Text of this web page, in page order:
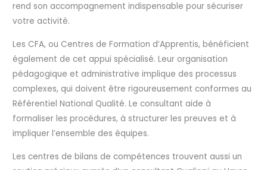
rend son accompagnement indispensable pour sécuriser
votre activité.
Les CFA, ou Centres de Formation d’Apprentis, bénéficient
également de cet appui spécialisé. Leur organisation
pédagogique et administrative implique des processus
complexes, qui doivent être rigoureusement conformes au
Référentiel National Qualité. Le consultant aide à
formaliser les procédures, à structurer les preuves et à
impliquer l’ensemble des équipes.
Les centres de bilans de compétences trouvent aussi un